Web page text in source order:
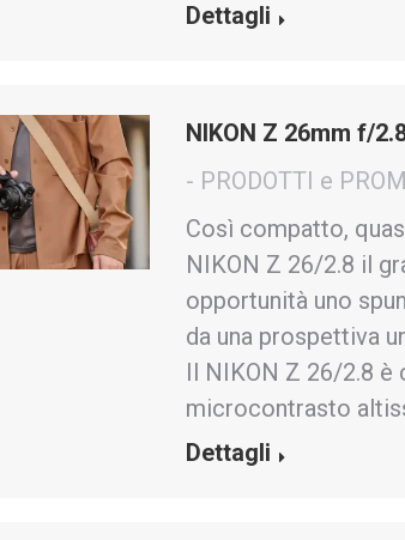
Dettagli
NIKON Z 26mm f/
- PRODOTTI e
Così compatto,
NIKON Z 26/2.8 il
opportunità uno
da una prospettiva
Il NIKON Z 26/2.8 è
microcontrasto
Dettagli